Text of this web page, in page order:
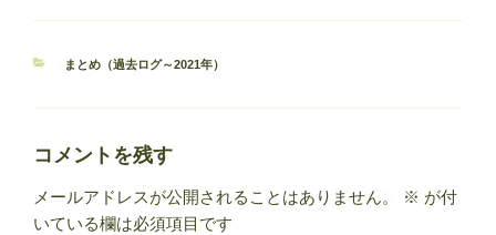
カ
まとめ（過去ログ～2021年）
コメントを残す
メールアドレスが公開されることはありません。 ※ が付
いている欄は必須項目です